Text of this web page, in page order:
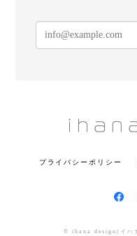
プライバシーポリシー
© ihana design(イハ